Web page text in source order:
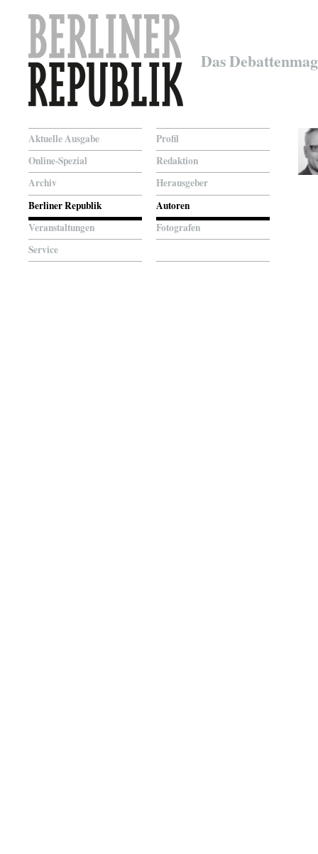
Das
Aktuelle Ausgabe
Online-Spezial
Archiv
Berliner Republik
Veranstaltungen
Service
Profil
Redaktion
Herausgeber
Autoren
Fotografen